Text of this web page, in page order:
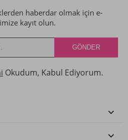
haberdar olmak için e-
kayıt olun.
Okudum, Kabul Ediyorum.